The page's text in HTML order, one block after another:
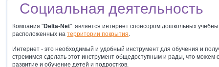
Социальная деятельность
Компания "Delta-Net" является интернет спонсором дошкольных
расположенных на территории покрытия.
Интернет - это необходимый и удобный инструмент для обучения и
стремимся сделать этот инструмент общедоступным и рады, что можем
развитие и обучение детей и подростков.